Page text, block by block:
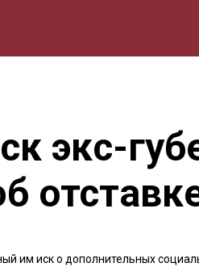
экс-
им иск о дополнительных